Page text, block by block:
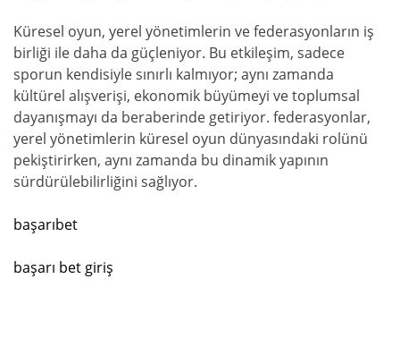
Küresel oyun, yerel yönetimlerin ve federasyonların iş
birliği ile daha da güçleniyor. Bu etkileşim, sadece
sporun kendisiyle sınırlı kalmıyor; aynı zamanda
kültürel alışverişi, ekonomik büyümeyi ve toplumsal
dayanışmayı da beraberinde getiriyor. federasyonlar,
yerel yönetimlerin küresel oyun dünyasındaki rolünü
pekiştirirken, aynı zamanda bu dinamik yapının
sürdürülebilirliğini sağlıyor.
başarıbet
başarı bet giriş